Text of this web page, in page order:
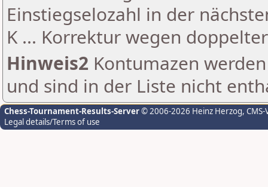
Einstiegselozahl in der
K ... Korrektur wegen
Hinweis2 Kontumazen
und sind in der Liste nicht
Chess-Tournament-Results-Server© 2006-2026 Heinz Herzog,
Legal details/Terms of use